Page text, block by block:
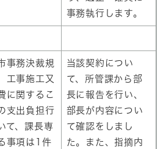
事務執行します。
事務決裁規
工事施工又
に関するこ
支出負担行
て、課長専
事項は1件
当該契約につい
て、所管課から部
長に報告を行い、
部長が内容につい
て確認をしまし
た。また、指摘内